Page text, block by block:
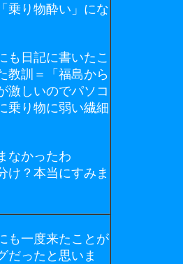
乗り物酔い」にな
日記に書いたこ
教訓＝「福島から
激しいのでパソコ
乗り物に弱い繊細
なかったわ
け？本当にすみま
も一度来たことが
だったと思いま